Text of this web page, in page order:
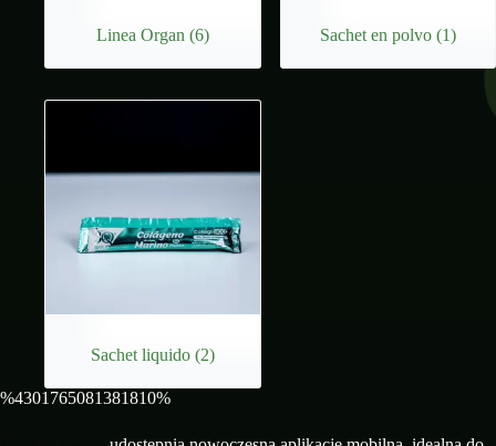
Linea Organ (6) Sachet en polvo (1)
Sachet liquido (2)
%4301765081381810%